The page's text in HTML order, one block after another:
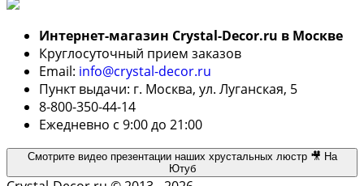
Интернет-магазин Crystal-Decor.ru в Москве
Круглосуточный прием заказов
Email: info@crystal-decor.ru
Пункт выдачи: г. Москва, ул. Луганская, 5
8-800-350-44-14
Ежедневно с 9:00 до 21:00
Смотрите видео презентации наших хрустальных люстр 🎥 На
Ютуб